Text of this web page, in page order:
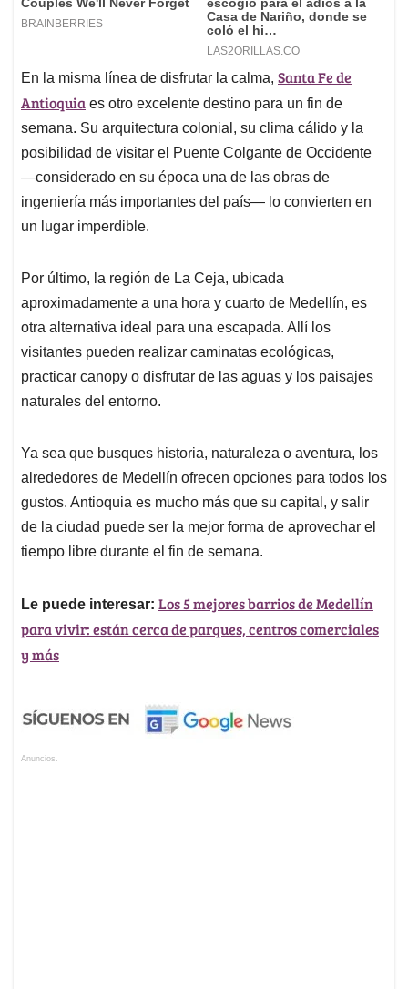
En la misma línea de disfrutar la calma, Santa Fe de
Antioquia es otro excelente destino para un fin de
semana. Su arquitectura colonial, su clima cálido y la
posibilidad de visitar el Puente Colgante de Occidente
—considerado en su época una de las obras de
ingeniería más importantes del país— lo convierten en
un lugar imperdible.
Por último, la región de La Ceja, ubicada
aproximadamente a una hora y cuarto de Medellín, es
otra alternativa ideal para una escapada. Allí los
visitantes pueden realizar caminatas ecológicas,
practicar canopy o disfrutar de las aguas y los paisajes
naturales del entorno.
Ya sea que busques historia, naturaleza o aventura, los
alrededores de Medellín ofrecen opciones para todos los
gustos. Antioquia es mucho más que su capital, y salir
de la ciudad puede ser la mejor forma de aprovechar el
tiempo libre durante el fin de semana.
Le puede interesar: Los 5 mejores barrios de Medellín
para vivir: están cerca de parques, centros comerciales
y más
Anuncios.